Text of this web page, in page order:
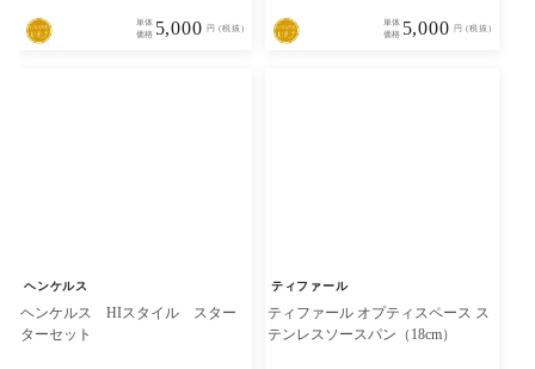
単体
価格 5,000 円 (税抜)
単体
価格 5,000 円 (税抜)
ヘンケルス
ヘンケルス HIスタイル スター
ターセット
ティファール
ティファール オプティスペース ス
テンレスソースパン（18cm）